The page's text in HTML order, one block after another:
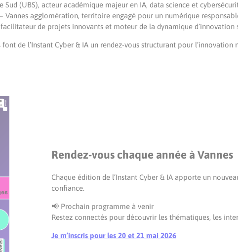
Sud (UBS), acteur académique majeur en IA, data science et
Vannes agglomération, territoire engagé pour un numérique
de projets innovants et moteur de la dynamique d’innovation
font de l’Instant Cyber & IA un rendez-vous structurant pour l’innovation
Rendez-vous chaque année à Vannes
Chaque édition de l’Instant Cyber & IA apporte un
confiance.
📢 Prochain programme à venir
Restez connectés pour découvrir les thématiques, les
Je m’inscris pour les 20 et 21 mai 2026